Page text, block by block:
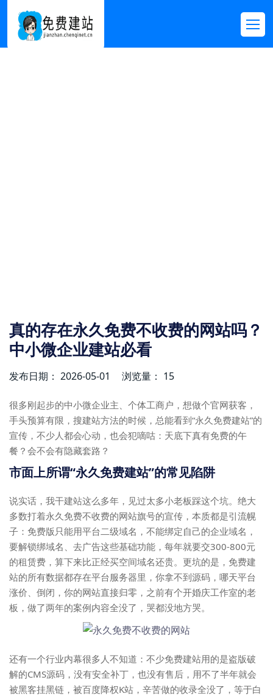
真的存在永久免费不收费的网站吗？
中小微企业建站必看
发布日期： 2026-05-01 浏览量： 15
很多刚起步的中小微企业主、个体工商户，想做个官网获客，
手头预算有限，搜建站方法的时候，总能看到“永久免费建站”的
宣传，不少人都会心动，也会犯嘀咕：天底下真有免费的午
餐？会不会有隐藏套路？
市面上所谓“永久免费建站”的常见陷阱
说实话，我干建站这么多年，见过太多小老板踩这个坑。绝大
多数打着永久免费不收费的网站旗号的宣传，本质都是引流幌
子：免费版只能用平台二级域名，不能绑定自己的企业域名，
要解锁绑域名、去广告这些基础功能，每年就要交300-800元
的租赁费，算下来比正经买空间域名还贵。更坑的是，免费建
站的所有数据都存在平台服务器里，你拿不到源码，哪天平台
涨价、倒闭，你的网站直接归零，之前有个开婚庆工作室的老
板，做了两年的案例内容全没了，哭都没地方哭。
还有一个行业内幕很多人不知道：不少免费建站用的是盗版破
解的CMS源码，没有安全补丁，也没有售后，用不了半年就会
被黑客挂黑链，被百度降权K站，辛苦做的收录全没了，等于白